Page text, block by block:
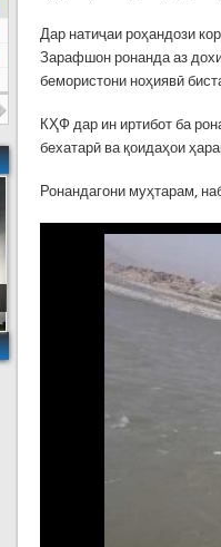
Дар натиҷаи роҳандози
Зарафшон ронанда аз
бемористони ноҳиявӣ
КҲФ дар ин иртибот ба
бехатарӣ ва қоидаҳои
Ронандагони муҳтарам,